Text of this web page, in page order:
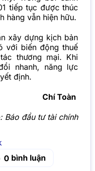
tiếp tục được thúc
hàng vẫn hiện hữu.
xây dựng kịch bản
với biến động thuế
thương mại. Khi
nhanh, năng lực
định.
Chí Toàn
Báo đầu tư tài chính
0 bình luận